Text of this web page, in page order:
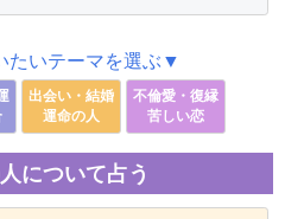
たいテーマを選ぶ▼
出会い・結婚
運命の人
不倫愛・復縁
苦しい恋
について占う